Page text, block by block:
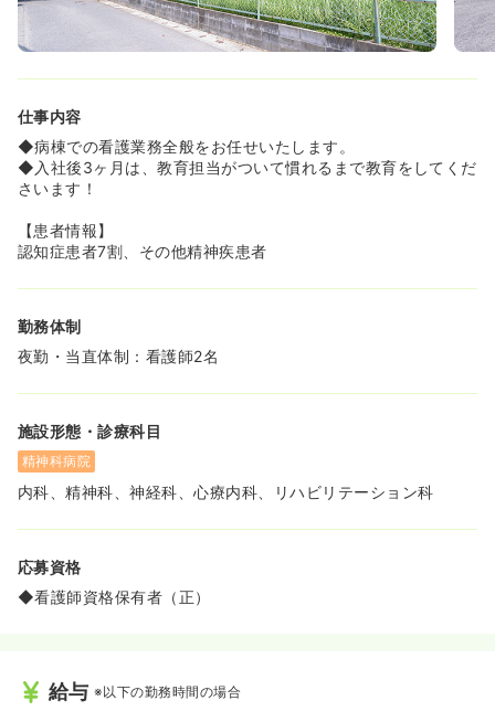
っかり応援しています！
仕事内容
◆病棟での看護業務全般をお任せいたします。
◆入社後3ヶ月は、教育担当がついて慣れるまで教育をしてくだ
さいます！
【患者情報】
認知症患者7割、その他精神疾患者
勤務体制
夜勤・当直体制：看護師2名
施設形態・診療科目
精神科病院
内科、精神科、神経科、心療内科、リハビリテーション科
応募資格
◆看護師資格保有者（正）
給与 ※以下の勤務時間の場合